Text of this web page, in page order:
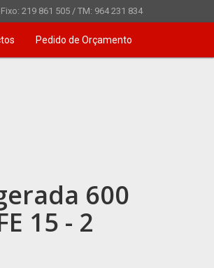
219 861 505 / TM: 964 231 834
Pedido de Orçamento
600
15 - 2